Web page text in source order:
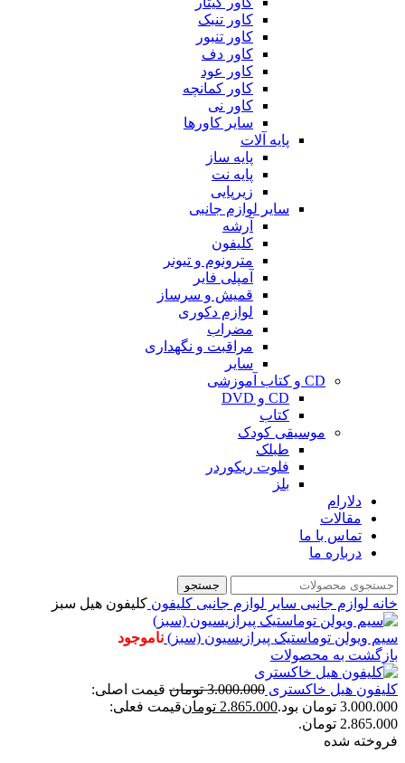
کاور تنبک
کاور تنبور
کاور دف
کاور عود
کاور کمانچه
کاور نی
سایر کاورها
پایه آلات
پایه ساز
پایه نت
زیرپایی
سایر لوازم جانبی
آرشه
کلیفون
مترونوم و تیونر
آمپلی فایر
قمیش و سرساز
لوازم دکوری
مضراب
مراقبت و نگهداری
سایر
CD و کتاب آموزشی
CD و DVD
کتاب
موسیقی کودک
طبلک
فلوت ریکوردر
بلز
دلارام
مقالات
تماس با ما
درباره ما
جستجو
خانه لوازم جانبی سایر لوازم جانبی کلیفون کلیفون هیل سبز
سیم ویولن توماستیک پیرازیسیون (سبز) ناموجود
بازگشت به محصولات
کلیفون هیل خاکستری 3.000.000 تومان قیمت اصلی:
3.000.000 تومان بود.
2.865.000 تومانقیمت فعلی:
2.865.000 تومان.
فروخته شده